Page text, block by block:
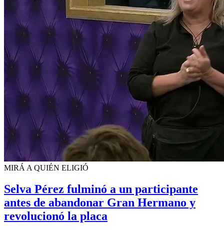
MIRÁ A QUIÉN ELIGIÓ
Selva Pérez fulminó a un participante
antes de abandonar Gran Hermano y
revolucionó la placa